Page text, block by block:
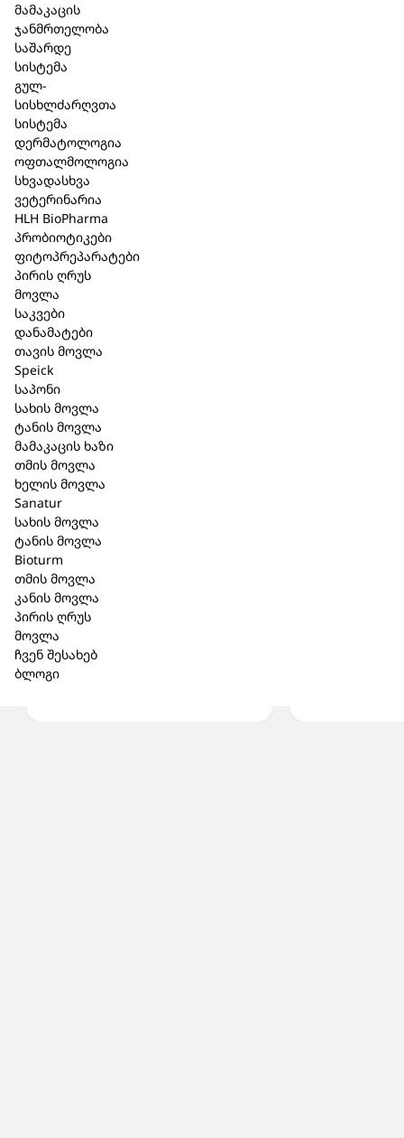
მამაკაცის
ჯანმრთელობა
საშარდე
სისტემა
გულ-
სისხლძარღვთა
სისტემა
დერმატოლოგია
ოფთალმოლოგია
სხვადასხვა
ვეტერინარია
HLH BioPharma
პრობიოტიკები
ფიტოპრეპარატები
პირის ღრუს
მოვლა
საკვები
დანამატები
თავის მოვლა
Speick
საპონი
სახის მოვლა
ტანის მოვლა
მამაკაცის ხაზი
თმის მოვლა
ხელის მოვლა
Sanatur
სახის მოვლა
ტანის მოვლა
Bioturm
თმის მოვლა
კანის მოვლა
პირის ღრუს
მოვლა
ჩვენ შესახებ
ბლოგი
ინგრედიენტები : Sodium Palmate, Sodium Cocoate,
Aqua (Water), Sodium Olivate,Glycerin, Parfum
(Fragrance), Cetearyl Alcohol, Glyceryl Stearate,
Potassium Stearate,Potassium Palmitate, Sodium
Gluconate, Sodium Chloride, Sodium
Thiosulfate,Coumarin, CI 77288, CI 77007
შპაიკი Bionatur
საპონი
ლემონგრასი+პიტნა
100გრ. (463)
11,90 ₾